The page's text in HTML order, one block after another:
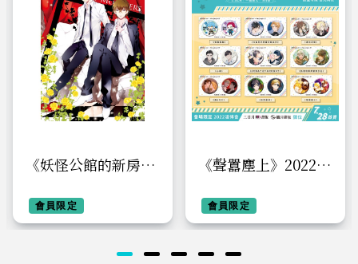
《妖怪公館的新房
【禁慾A款】
會員限定
《聲囂塵上》2022漫
會員限定